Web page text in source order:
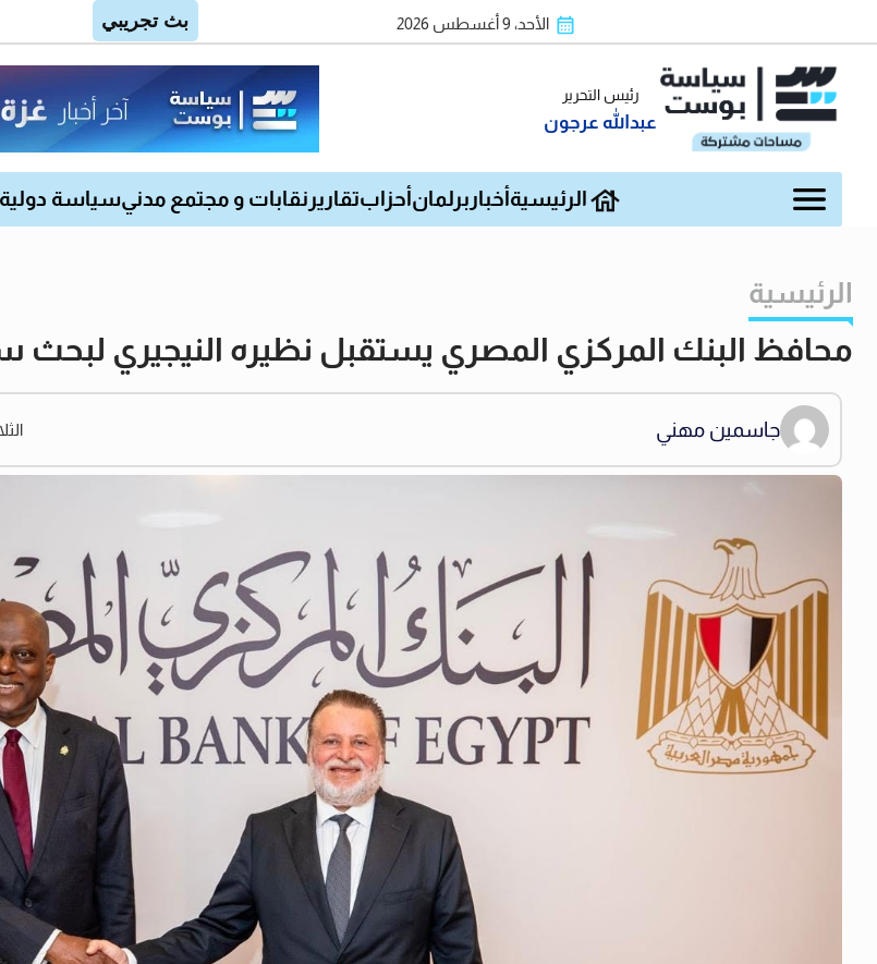
الأحد، 9 أغسطس 2026
رئيس التحرير
عبدالله عرجون
الرئيسية أخبار برلمان أحزابتقارير نقابات و مجتمع مدنيسياسة دولية
الرئيسية
محافظ البنك المركزي المصري يستقبل نظيره النيجيري
جاسمين مهني الثلاثاء، 29